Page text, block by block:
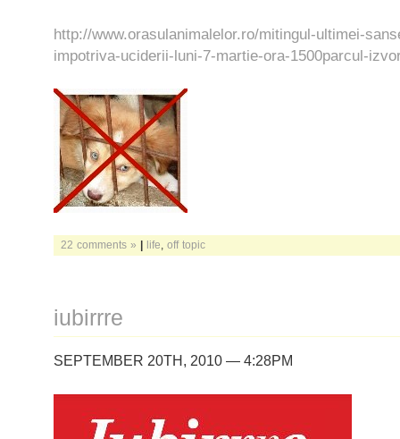
http://www.orasulanimalelor.ro/mitingul-ultimei-
impotriva-uciderii-luni-7-martie-ora-1500parcul-
22 comments » | life off topic
iubirrre
SEPTEMBER 20TH, 2010 — 4:28PM